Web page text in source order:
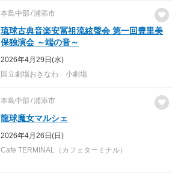
本島中部 浦添市
琉球古典音楽安冨祖流絃聲会 第一回豊里美
保独演会 ～端の音～
2026年4月29日(水)
国立劇場おきなわ 小劇場
本島中部 浦添市
龍球魔女マルシェ
2026年4月26日(日)
Cafe TERMINAL（カフェターミナル）